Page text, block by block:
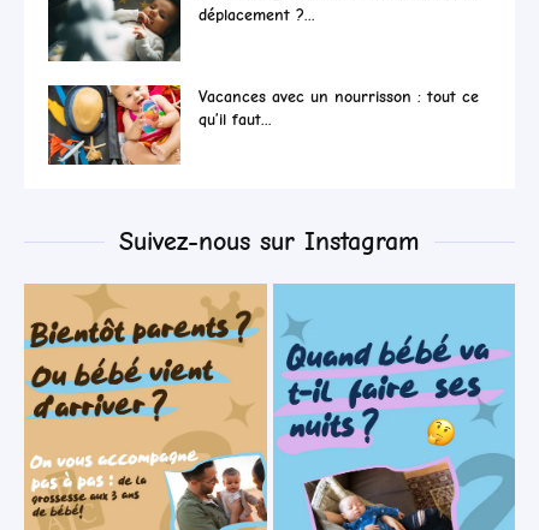
déplacement ?...
Vacances avec un nourrisson : tout ce
qu’il faut...
Suivez-nous sur Instagram